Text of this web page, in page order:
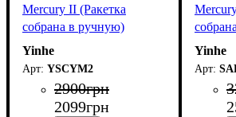
Mercury II (Ракетка
собрана в ручную)
Yinhe
YSСYM2
2900грн
2099грн
Yinhe